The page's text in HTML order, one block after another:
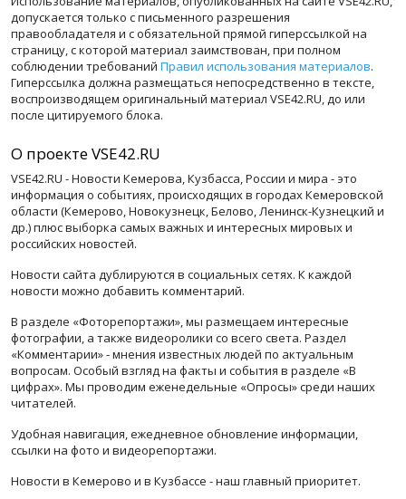
допускается только с письменного разрешения
правообладателя и с обязательной прямой гиперссылкой на
страницу, с которой материал заимствован, при полном
соблюдении требований Правил использования материалов.
Гиперссылка должна размещаться непосредственно в тексте,
воспроизводящем оригинальный материал VSE42.RU, до или
после цитируемого блока.
О проекте VSE42.RU
VSE42.RU - Новости Кемерова, Кузбасса, России и мира - это
информация о событиях, происходящих в городах Кемеровской
области (Кемерово, Новокузнецк, Белово, Ленинск-Кузнецкий и
др.) плюс выборка самых важных и интересных мировых и
российских новостей.
Новости сайта дублируются в социальных сетях. К каждой
новости можно добавить комментарий.
В разделе «Фоторепортажи», мы размещаем интересные
фотографии, а также видеоролики со всего света. Раздел
«Комментарии» - мнения известных людей по актуальным
вопросам. Особый взгляд на факты и события в разделе «В
цифрах». Мы проводим еженедельные «Опросы» среди наших
читателей.
Удобная навигация, ежедневное обновление информации,
ссылки на фото и видеорепортажи.
Новости в Кемерово и в Кузбассе - наш главный приоритет.